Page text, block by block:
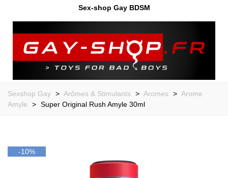
Sex-shop Gay BDSM
Sexshop Gay > Arômes & Stimulants > Aromes > Arome
Amyle
> Super Original Rush Amyle 30ml
-10%